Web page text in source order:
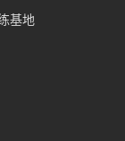
基地